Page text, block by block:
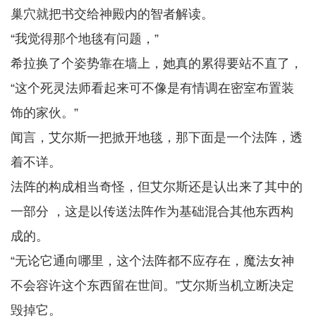
巢穴就把书交给神殿内的智者解读。
“我觉得那个地毯有问题，”
希拉换了个姿势靠在墙上，她真的累得要站不直了，
“这个死灵法师看起来可不像是有情调在密室布置装
饰的家伙。”
闻言，艾尔斯一把掀开地毯，那下面是一个法阵，透
着不详。
法阵的构成相当奇怪，但艾尔斯还是认出来了其中的
一部分 ，这是以传送法阵作为基础混合其他东西构
成的。
“无论它通向哪里，这个法阵都不应存在，魔法女神
不会容许这个东西留在世间。”艾尔斯当机立断决定
毁掉它。